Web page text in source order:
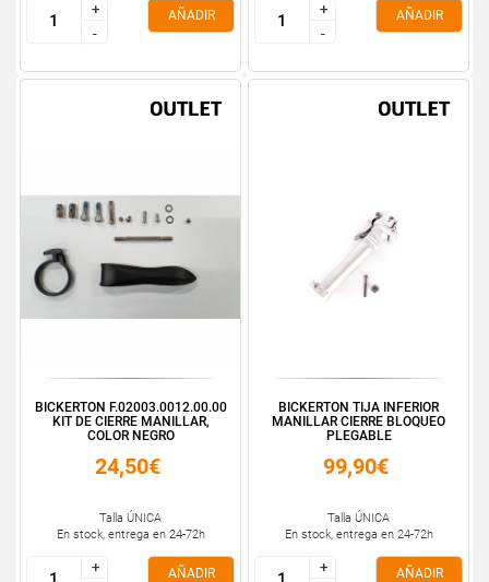
+
-
+
-
AÑADIR
+
-
+
-
AÑADIR
BICKERTON F.02003.0012.00.00
KIT DE CIERRE MANILLAR,
COLOR NEGRO
24,50€
Talla ÚNICA
En stock, entrega en 24-72h
+
+
AÑADIR
BICKERTON TIJA INFERIOR
MANILLAR CIERRE BLOQUEO
PLEGABLE
99,90€
Talla ÚNICA
En stock, entrega en 24-72h
+
+
AÑADIR